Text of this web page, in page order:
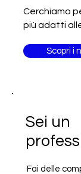
Cerchiamo
più adatti
Scopri i
Sei un
Fai delle